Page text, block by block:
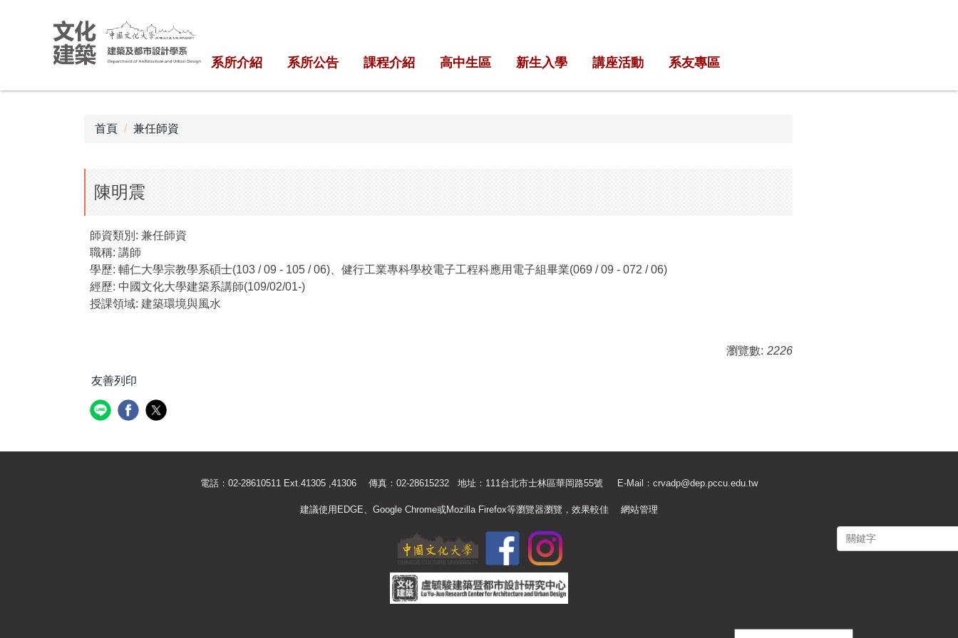
系所介紹 系所公告 課程介紹 高中生區 新生入學 講座活動 系友專區
首頁 兼任師資
陳明震
師資類別: 兼任師資
職稱: 講師
學歷: 輔仁大學宗教學系碩士(103 / 09 - 105 / 06)、健行工業專科學校電子工程科應用電子組畢業(069 / 09 - 072 / 06)
經歷: 中國文化大學建築系講師(109/02/01-)
授課領域: 建築環境與風水
瀏覽數: 2226
友善列印
電話：02-28610511 Ext.41305 ,41306 傳真：02-28615232 地址：111台北市士林區華岡路55號 E-Mail： crvadp@dep.pccu.edu.tw
建議使用EDGE、Google Chrome或Mozilla Firefox等瀏覽器瀏覽，效果較佳 網站管理